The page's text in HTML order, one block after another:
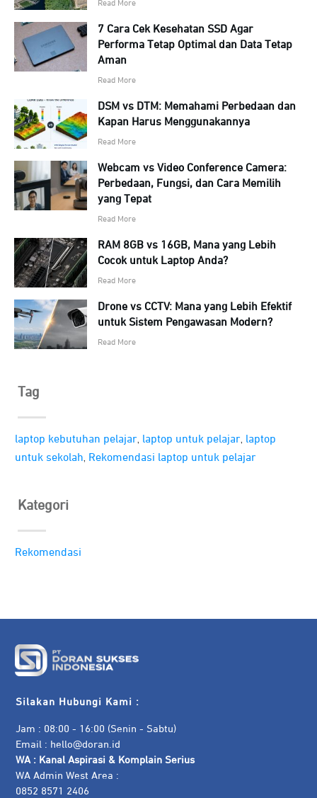
Read More
7 Cara Cek Kesehatan SSD Agar
Performa Tetap Optimal dan Data Tetap
Aman
Read More
DSM vs DTM: Memahami Perbedaan dan
Kapan Harus Menggunakannya
Read More
Webcam vs Video Conference Camera:
Perbedaan, Fungsi, dan Cara Memilih
yang Tepat
Read More
RAM 8GB vs 16GB, Mana yang Lebih
Cocok untuk Laptop Anda?
Read More
Drone vs CCTV: Mana yang Lebih Efektif
untuk Sistem Pengawasan Modern?
Read More
Tag
laptop kebutuhan pelajar laptop untuk pelajar laptop
untuk sekolah
Rekomendasi laptop untuk pelajar
Kategori
Rekomendasi
Silakan Hubungi Kami :
Jam : 08:00 - 16:00 (Senin - Sabtu)
Email : hello@doran.id
WA : Kanal Aspirasi & Komplain Serius
WA Admin West Area :
0852 8571 2406